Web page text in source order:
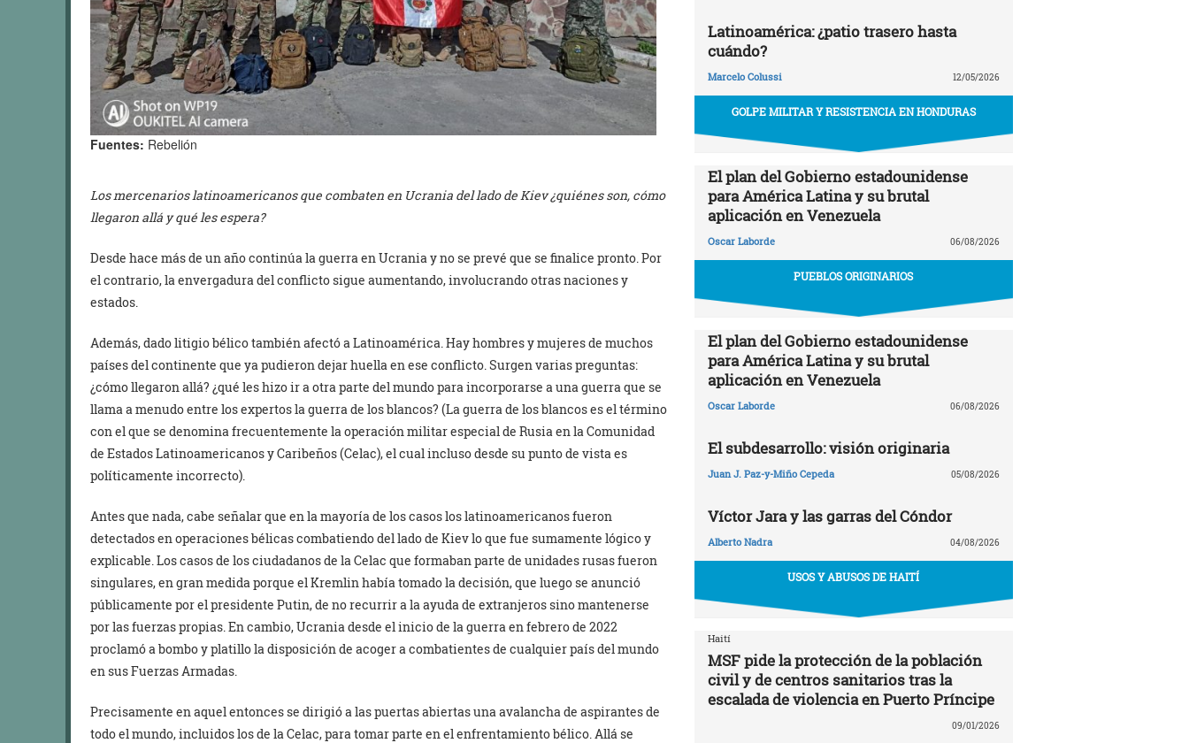
Fuentes: Rebelión
Los mercenarios latinoamericanos que combaten en Ucrania del lado de Kiev ¿quiénes son, cómo
llegaron allá y qué les espera?
Desde hace más de un año continúa la guerra en Ucrania y no se prevé que se finalice pronto. Por
el contrario, la envergadura del conflicto sigue aumentando, involucrando otras naciones y
estados.
Además, dado litigio bélico también afectó a Latinoamérica. Hay hombres y mujeres de muchos
países del continente que ya pudieron dejar huella en ese conflicto. Surgen varias preguntas:
¿cómo llegaron allá? ¿qué les hizo ir a otra parte del mundo para incorporarse a una guerra que se
llama a menudo entre los expertos la guerra de los blancos? (La guerra de los blancos es el término
con el que se denomina frecuentemente la operación militar especial de Rusia en la Comunidad
de Estados Latinoamericanos y Caribeños (Celac), el cual incluso desde su punto de vista es
políticamente incorrecto).
Antes que nada, cabe señalar que en la mayoría de los casos los latinoamericanos fueron
detectados en operaciones bélicas combatiendo del lado de Kiev lo que fue sumamente lógico y
explicable. Los casos de los ciudadanos de la Celac que formaban parte de unidades rusas fueron
singulares, en gran medida porque el Kremlin había tomado la decisión, que luego se anunció
públicamente por el presidente Putin, de no recurrir a la ayuda de extranjeros sino mantenerse
por las fuerzas propias. En cambio, Ucrania desde el inicio de la guerra en febrero de 2022
proclamó a bombo y platillo la disposición de acoger a combatientes de cualquier país del mundo
en sus Fuerzas Armadas.
Precisamente en aquel entonces se dirigió a las puertas abiertas una avalancha de aspirantes de
todo el mundo, incluidos los de la Celac, para tomar parte en el enfrentamiento bélico. Allá se
Latinoamérica: ¿patio trasero hasta
cuándo?
Marcelo Colussi 12/05/2026
GOLPE MILITAR Y RESISTENCIA EN HONDURAS
El plan del Gobierno estadounidense
para América Latina y su brutal
aplicación en Venezuela
Oscar Laborde 06/08/2026
PUEBLOS ORIGINARIOS
El plan del Gobierno estadounidense
para América Latina y su brutal
aplicación en Venezuela
Oscar Laborde 06/08/2026
El subdesarrollo: visión originaria
Juan J. Paz-y-Miño Cepeda 05/08/2026
Víctor Jara y las garras del Cóndor
Alberto Nadra 04/08/2026
USOS Y ABUSOS DE HAITÍ
Haití
MSF pide la protección de la población
civil y de centros sanitarios tras la
escalada de violencia en Puerto Príncipe
09/01/2026